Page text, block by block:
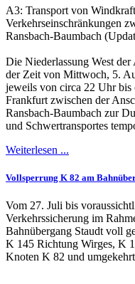
A3: Transport von
Verkehrseinschränkungen
Ransbach-Baumbach
Die Niederlassung West
der Zeit von Mittwoch, 5.
jeweils von circa 22 Uhr
Frankfurt zwischen der
Ransbach-Baumbach zur
und Schwertransportes
Weiterlesen ...
Vollsperrung K 82 am
Vom 27. Juli bis
Verkehrssicherung im
Bahnübergang Staudt voll
K 145 Richtung Wirges, K
Knoten K 82 und